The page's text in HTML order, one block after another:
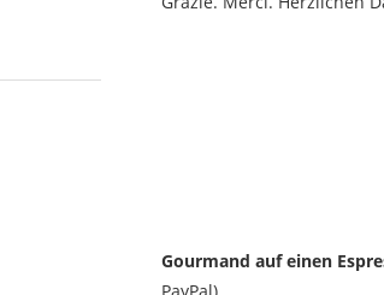
Gourmand auf einen